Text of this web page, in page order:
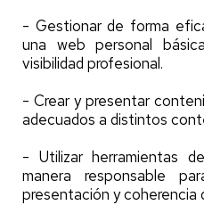
- Gestionar de forma
una web personal
visibilidad profesional.
- Crear y presentar
adecuados a distintos
- Utilizar herramientas
manera responsable
presentación y coherencia